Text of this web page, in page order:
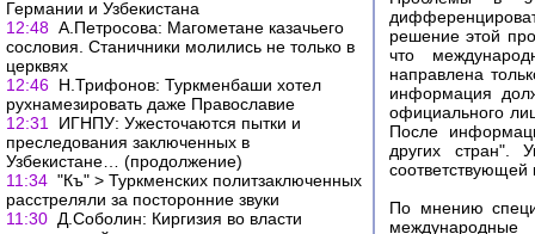
Германии и Узбекистана
12:48 А.Петросова: Магометане казачьего
сословия. Станичники молились не только в
церквях
12:46 Н.Трифонов: Туркменбаши хотел
рухнамезировать даже Православие
12:31
ИГНПУ: Ужесточаются пытки и
преследования заключенных в
Узбекистане… (продолжение)
11:34 "Къ" > Туркменских политзаключенных
расстреляли за посторонние звуки
11:30 Д.Соболин: Киргизия во власти
решение этой
что
направлена
информация
официального
После
других стран".
По мнению
международные